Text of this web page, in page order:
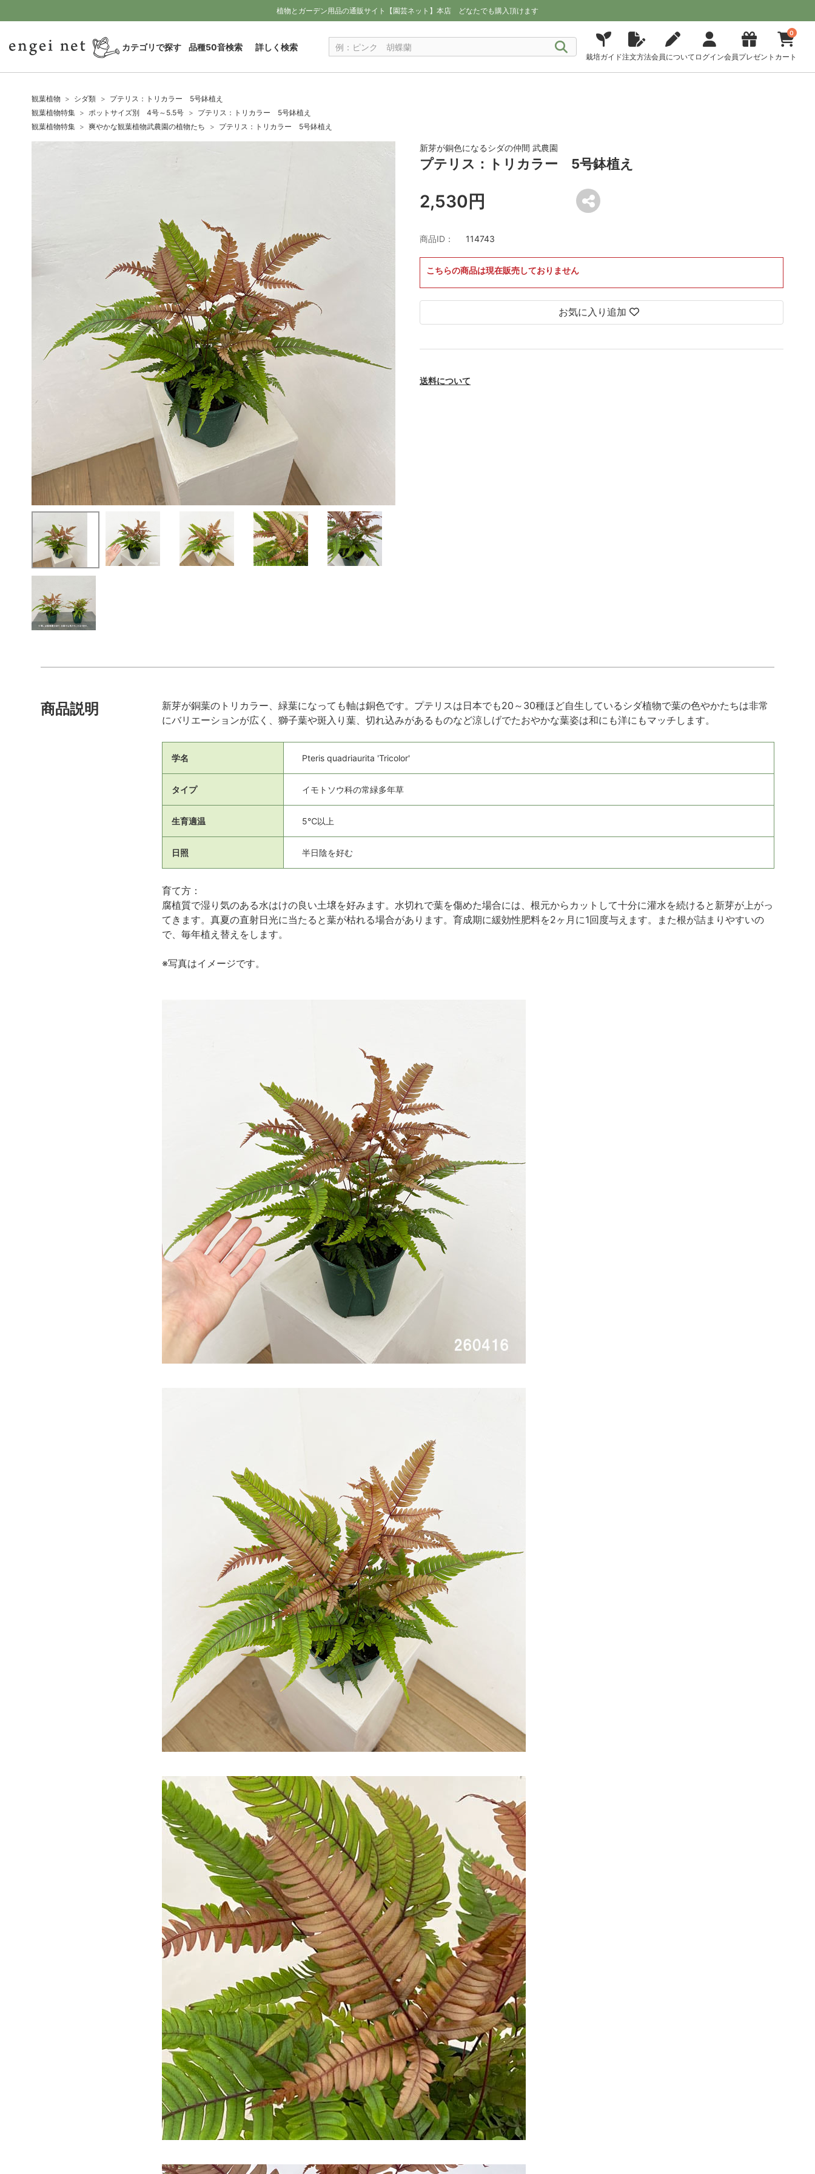
植物とガーデン用品の通販サイト【園芸ネット】本店 どなたでも購入頂けます
カテゴリで探す 品種50音検索 詳しく検索
栽培ガイド注文方法会員について ログイン会員プレゼント
0
カート
観葉植物 シダ類
プテリス：トリカラー 5号鉢植え
観葉植物特集
ポットサイズ別 4号～5.5号
プテリス：トリカラー 5号鉢植え
観葉植物特集
爽やかな観葉植物武農園の植物たち プテリス：トリカラー 5号鉢植え
新芽が銅色になるシダの仲間 武農園
プテリス：トリカラー 5号鉢植え
2,530円
商品ID： 114743
こちらの商品は現在販売しておりません
お気に入り追加
送料について
商品説明
新芽が銅葉のトリカラー、緑葉になっても軸は銅色です。プテリスは日本でも20～30種ほど自生しているシダ植物で葉の色やかたちは非常
にバリエーションが広く、獅子葉や斑入り葉、切れ込みがあるものなど涼しげでたおやかな葉姿は和にも洋にもマッチします。
学名 Pteris quadriaurita 'Tricolor'
タイプ イモトソウ科の常緑多年草
生育適温 5℃以上
日照 半日陰を好む
育て方：
腐植質で湿り気のある水はけの良い土壌を好みます。水切れで葉を傷めた場合には、根元からカットして十分に灌水を続けると新芽が上がっ
てきます。真夏の直射日光に当たると葉が枯れる場合があります。育成期に緩効性肥料を2ヶ月に1回度与えます。また根が詰まりやすいの
で、毎年植え替えをします。
※写真はイメージです。